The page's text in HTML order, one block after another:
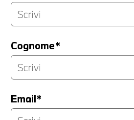
Cognome*
Email*